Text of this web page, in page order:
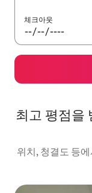
체크아웃
최고 평점을
위치, 청결도 등